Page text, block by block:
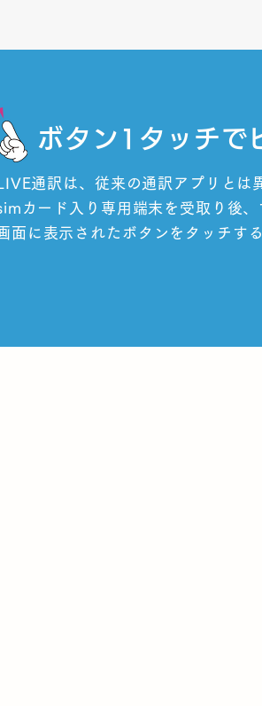
ボタン1タッチで
通訳は、従来の通訳アプリとは
カード入り専用端末を受取り後
面に表示されたボタンをタッチする